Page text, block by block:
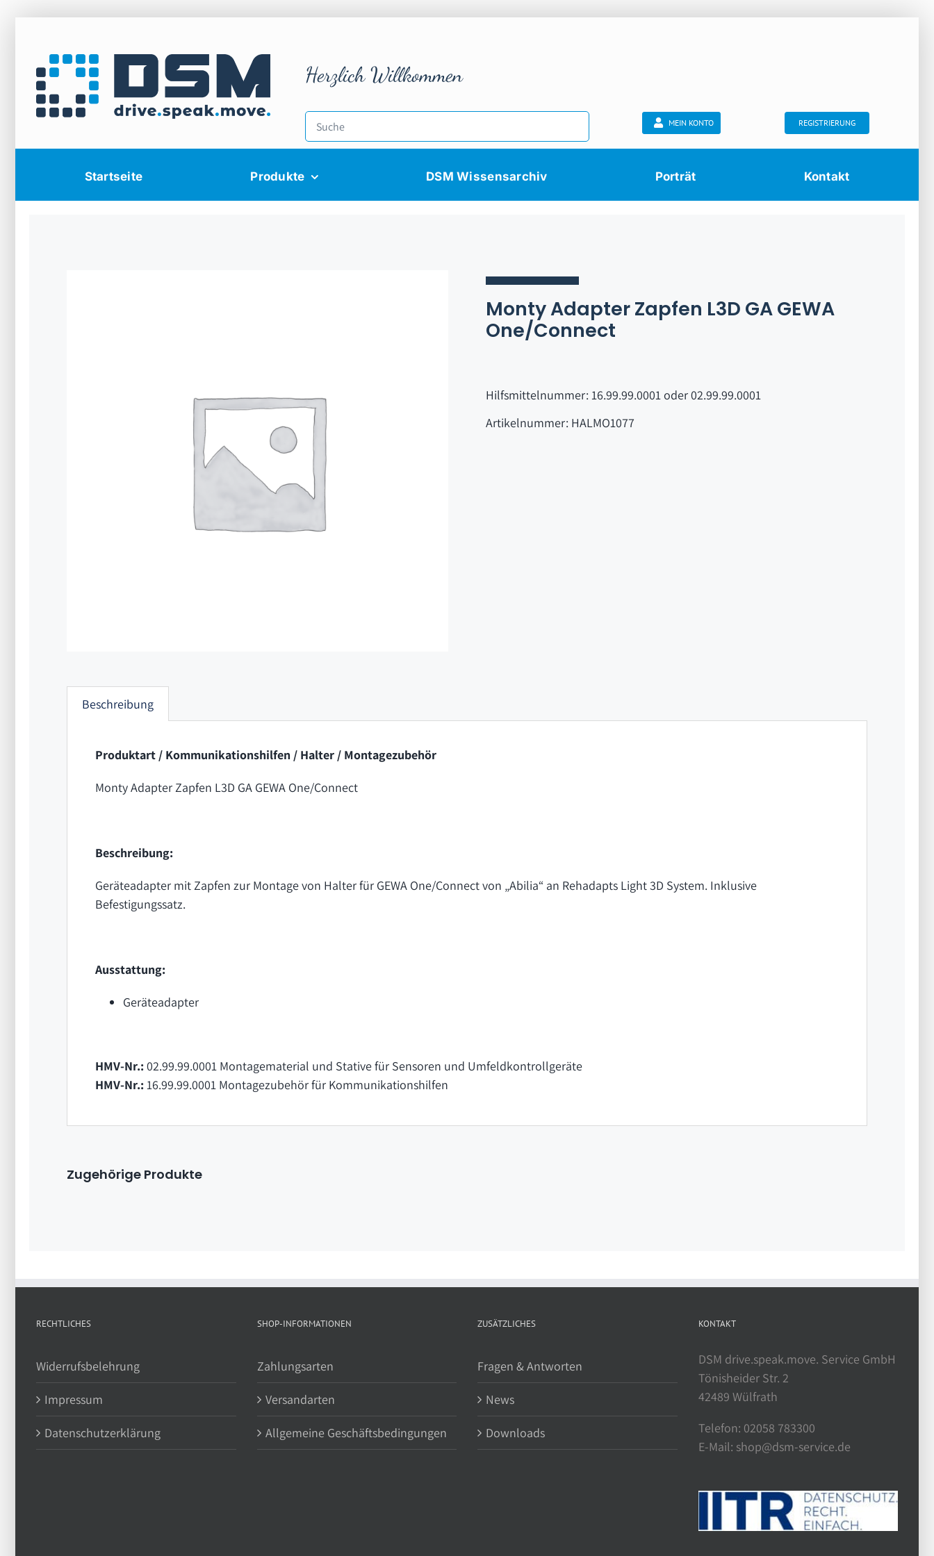
Herzlich Willkommen
MEIN KONTO REGISTRIERUNG
Startseite Produkte DSM Wissensarchiv Porträt Kontakt
Monty Adapter Zapfen L3D GA GEWA
One/Connect
Hilfsmittelnummer: 16.99.99.0001 oder 02.99.99.0001
Artikelnummer: HALMO1077
Beschreibung
Produktart / Kommunikationshilfen / Halter / Montagezubehör
Monty Adapter Zapfen L3D GA GEWA One/Connect
Beschreibung:
Geräteadapter mit Zapfen zur Montage von Halter für GEWA One/Connect von „Abilia“ an Rehadapts Light 3D System. Inklusive
Befestigungssatz.
Ausstattung:
Geräteadapter
HMV-Nr.: 02.99.99.0001 Montagematerial und Stative für Sensoren und Umfeldkontrollgeräte
HMV-Nr.: 16.99.99.0001 Montagezubehör für Kommunikationshilfen
Zugehörige Produkte
RECHTLICHES
Widerrufsbelehrung
Impressum
Datenschutzerklärung
SHOP-INFORMATIONEN
Zahlungsarten
Versandarten
Allgemeine Geschäftsbedingungen
ZUSÄTZLICHES
Fragen & Antworten
News
Downloads
KONTAKT
DSM drive.speak.move. Service GmbH
Tönisheider Str. 2
42489 Wülfrath
Telefon: 02058 783300
E-Mail: shop@dsm-service.de